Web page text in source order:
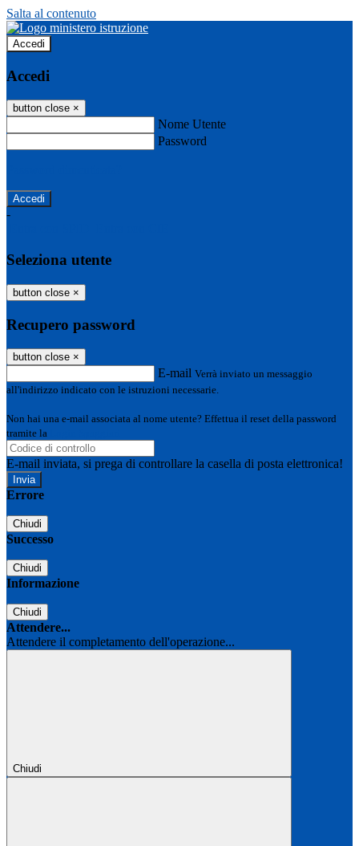
Salta al contenuto
Accedi
Accedi
button close ×
Nome Utente
Password
-
Seleziona utente
button close ×
Recupero password
button close ×
E-mail Verrà inviato un messaggio
all'indirizzo indicato con le istruzioni necessarie.
Non hai una e-mail associata al nome utente? Effettua il reset della password
tramite la
E-mail inviata, si prega di controllare la casella di posta elettronica!
Errore
Chiudi
Successo
Chiudi
Informazione
Chiudi
Attendere...
Attendere il completamento dell'operazione...
Chiudi